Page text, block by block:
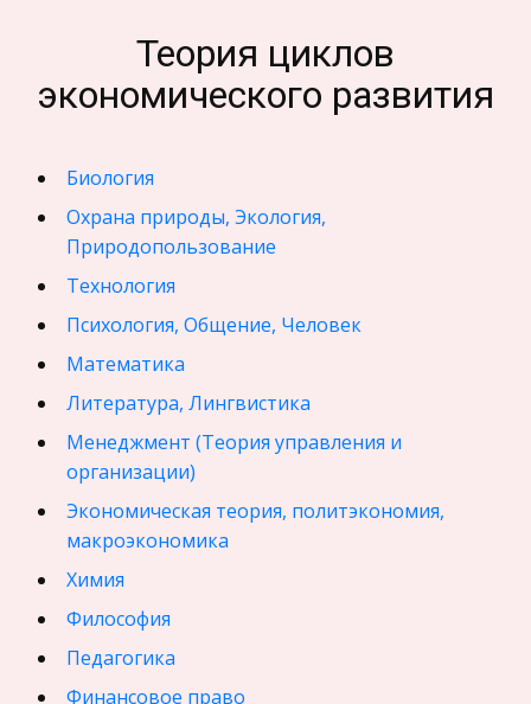
Теория циклов
экономического развития
Биология
Охрана природы, Экология,
Природопользование
Технология
Психология, Общение, Человек
Математика
Литература, Лингвистика
Менеджмент (Теория управления и
организации)
Экономическая теория, политэкономия,
макроэкономика
Химия
Философия
Педагогика
Финансовое право